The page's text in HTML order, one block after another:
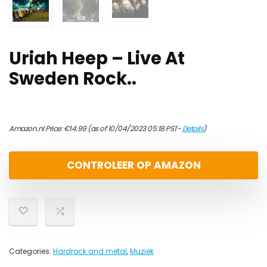
Uriah Heep – Live At
Sweden Rock..
Amazon.nl Price:€14.99(as of 10/04/2023 05:18 PST-Details)
CONTROLEER OP AMAZON
Categories: Hardrock and metal,Muziek